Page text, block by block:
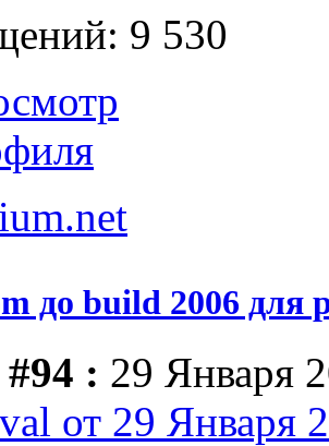
9 530
до build 2006 для
: 29 Января
от 29 Января